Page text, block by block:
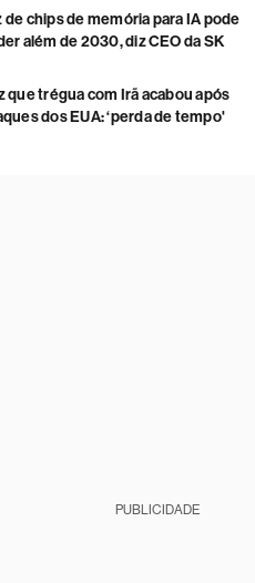
de chips de memória para IA pode
além de 2030, diz CEO da SK
que trégua com Irã acabou após
dos EUA: ‘perda de tempo'
PUBLICIDADE